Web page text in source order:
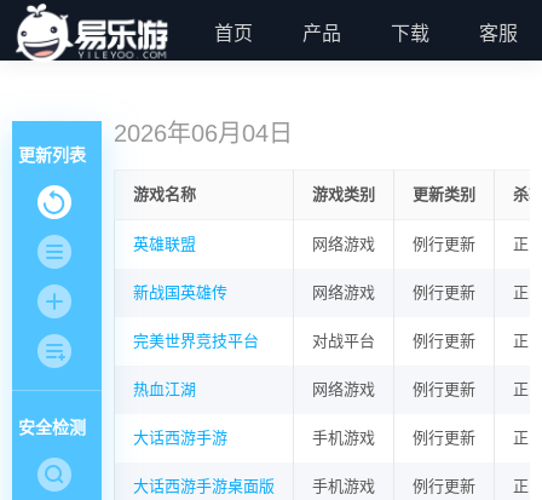
首页 产品 下载 客服
更新列表
安全检测
2026年06月04日
游戏名称 游戏类别 更新类别 杀
英雄联盟 网络游戏 例行更新 正
新战国英雄传 网络游戏 例行更新 正
完美世界竞技平台 对战平台 例行更新 正
热血江湖 网络游戏 例行更新 正
大话西游手游 手机游戏 例行更新 正
大话西游手游桌面版 手机游戏 例行更新 正